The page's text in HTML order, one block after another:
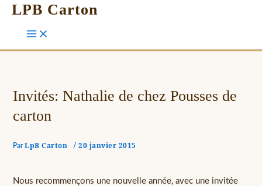
LPB Carton
Invités: Nathalie de chez Pousses de
carton
ParLpB Carton /20 janvier 2015
Nous recommençons une nouvelle année, avec une invitée